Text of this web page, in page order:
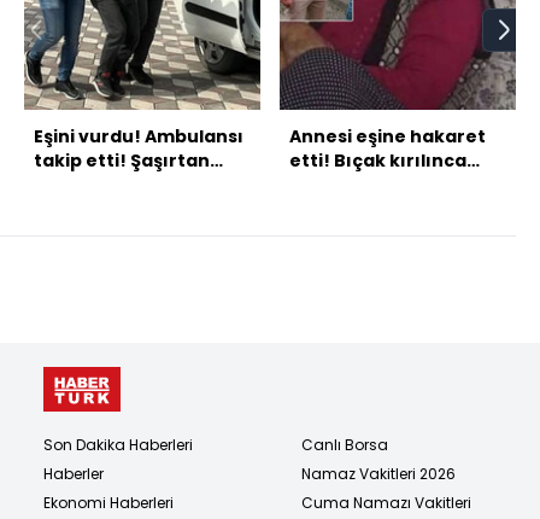
Eşini vurdu! Ambulansı
takip etti! Şaşırtan
Annesi eşine hakaret
etti! Bıçak kırılınca
Son Dakika Haberleri
Haberler
Ekonomi Haberleri
Canlı Borsa
Namaz Vakitleri 2026
Cuma Namazı Vakitleri